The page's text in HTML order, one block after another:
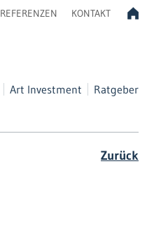
Art Investment Ratgeber
REFERENZEN KONTAKT
Zurück